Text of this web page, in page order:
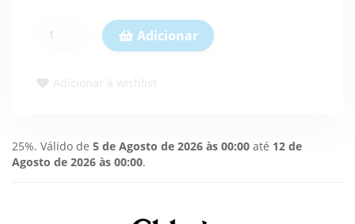
Adicionar
Adicionar à wishlist
25%. Válido de 5 de Agosto de 2026 às 00:00 até 12 de
Agosto de 2026 às 00:00.